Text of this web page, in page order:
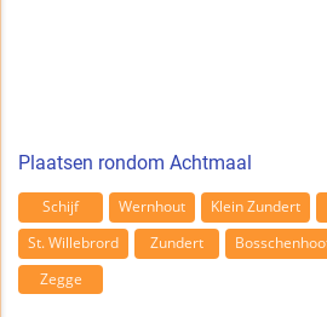
Plaatsen rondom Achtmaal
Schijf Wernhout Klein Zundert
St. Willebrord
Zundert
Zegge